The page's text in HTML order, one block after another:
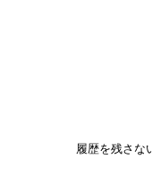
履歴を残さな